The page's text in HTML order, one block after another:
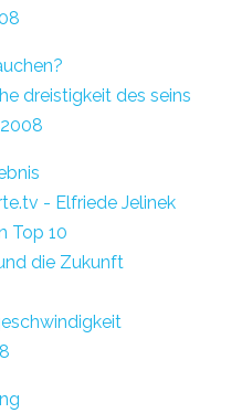
dreistigkeit des seins
- Elfriede Jelinek
Top 10
die Zukunft